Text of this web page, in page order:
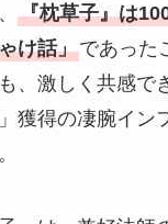
『枕草子』は
け話」であった
、激しく共感で
獲得の凄腕イン